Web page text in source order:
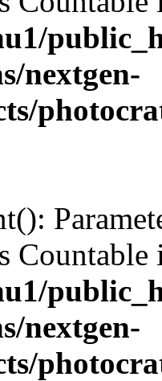
nextgen-
Countable
nextgen-